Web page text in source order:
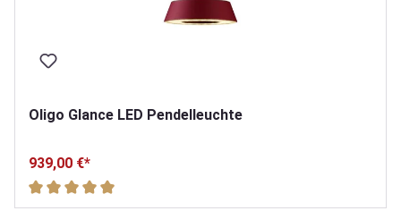
Oligo Glance LED Pendelleuchte
939,00 €*
Durchschnittliche Bewertung von 5 von 5 Sternen